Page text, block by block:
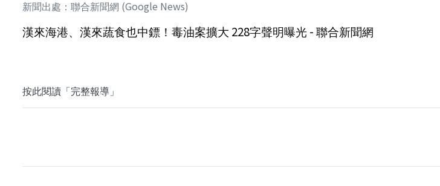
新聞出處：聯合新聞網 (Google News)
漢來海港、漢來蔬食也中鏢！毒油案擴大 228字聲明曝光 - 聯合新聞網
按此閱讀「完整報導」